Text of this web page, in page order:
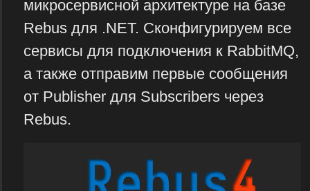
микросервисной архитектуре на базе
Rebus для .NET. Сконфигурируем все
сервисы для подключения к RabbitMQ,
а также отправим первые сообщения
от Publisher для Subscribers через
Rebus.